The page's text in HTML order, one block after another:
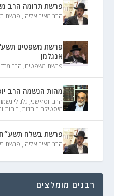
פרשת תרומה הרב
הרב מאיר אליהו, פרשת
פרשת משפטים
אנגלמן
פרשת משפטים, הרב
מהות הנשמה הרב
הרב יוסף שני, גלגולי
מיסטיקה ביהדות, רוחות
פרשת בשלח תשע״ח
הרב מאיר אליהו, פרשת
רבנים מומלצים